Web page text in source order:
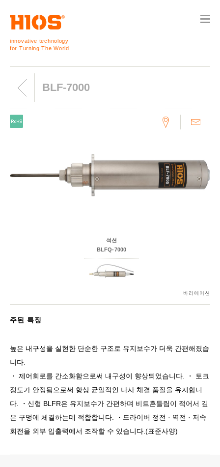
innovative technology
for Turning The World
BLF-7000
바리에이션
석션
BLFQ-7000
주된 특징
높은 내구성을 실현한 단순한 구조로 유지보수가 더욱 간편해졌습
니다.
・ 제어회로를 간소화함으로써 내구성이 향상되었습니다. ・ 토크
정도가 안정됨으로써 항상 균일적인 나사 체결 품질을 유지합니
다. ・신형 BLFR은 유지보수가 간편하며 비트흔들림이 적어서 깊
은 구멍에 체결하는데 적합합니다. ・드라이버 정전 · 역전 · 저속
회전을 외부 입출력에서 조작할 수 있습니다.(표준사양)